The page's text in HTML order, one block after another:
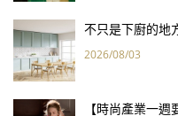
不只是下廚的地
2026/08/03
【時尚產業一